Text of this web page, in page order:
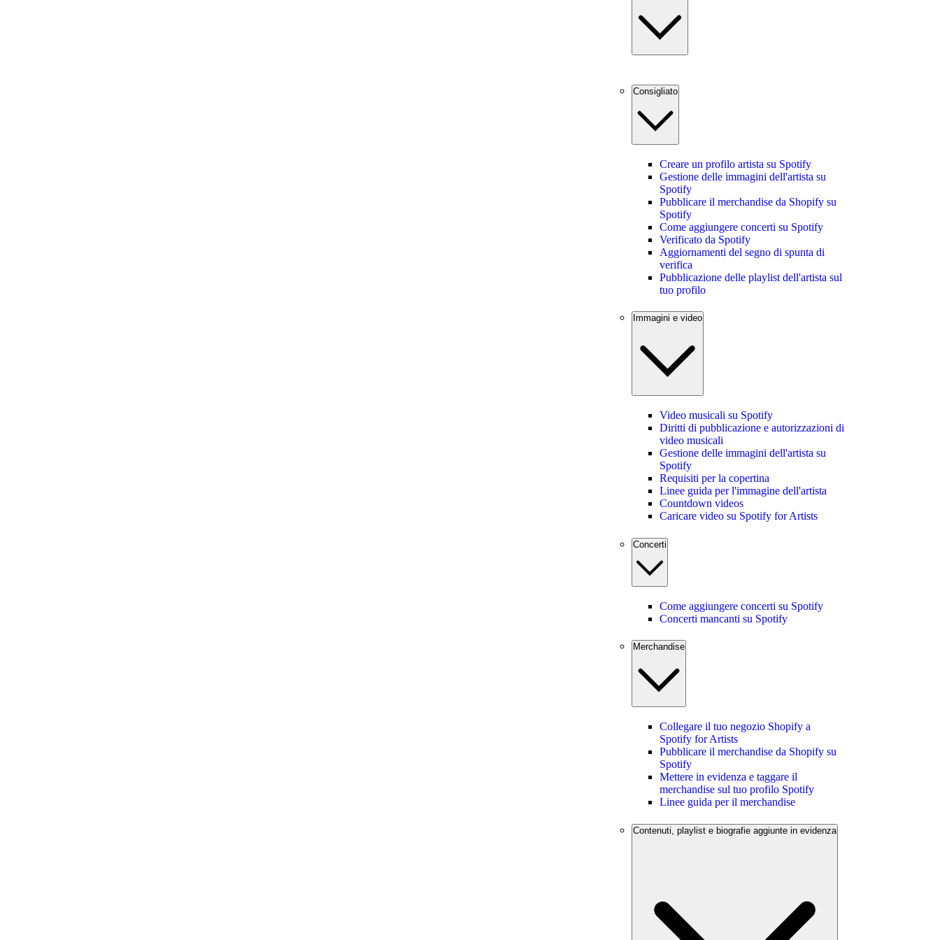
Consigliato
Creare un profilo artista su Spotify
Gestione delle immagini dell'artista su
Spotify
Pubblicare il merchandise da Shopify su
Spotify
Come aggiungere concerti su Spotify
Verificato da Spotify
Aggiornamenti del segno di spunta di
verifica
Pubblicazione delle playlist dell'artista sul
tuo profilo
Immagini e video
Video musicali su Spotify
Diritti di pubblicazione e autorizzazioni di
video musicali
Gestione delle immagini dell'artista su
Spotify
Requisiti per la copertina
Linee guida per l'immagine dell'artista
Countdown videos
Caricare video su Spotify for Artists
Concerti
Come aggiungere concerti su Spotify
Concerti mancanti su Spotify
Merchandise
Collegare il tuo negozio Shopify a
Spotify for Artists
Pubblicare il merchandise da Shopify su
Spotify
Mettere in evidenza e taggare il
merchandise sul tuo profilo Spotify
Linee guida per il merchandise
Contenuti, playlist e biografie aggiunte in evidenza